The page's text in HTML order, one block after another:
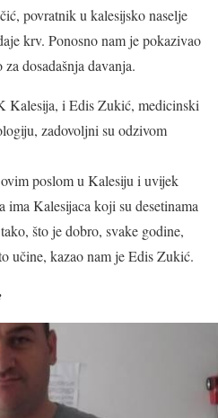
povratnik u kalesijsko naselje
krv. Ponosno nam je pokazivao
dosadašnja davanja.
Kalesija, i Edis Zukić, medicinski
zadovoljni su odzivom
poslom u Kalesiju i uvijek
Kalesijaca koji su desetinama
što je dobro, svake godine,
učine, kazao nam je Edis Zukić.